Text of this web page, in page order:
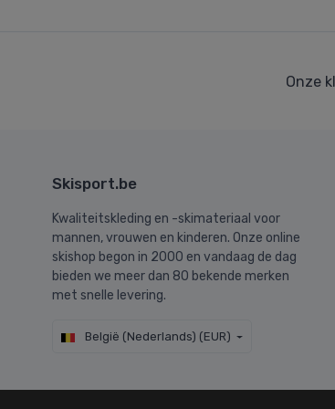
Onze
Skisport.be
Kwaliteitskleding en -skimateriaal voor
mannen, vrouwen en kinderen. Onze online
skishop begon in 2000 en vandaag de dag
bieden we meer dan 80 bekende merken
met snelle levering.
België (Nederlands) (EUR)